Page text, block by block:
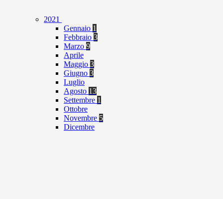
2021
Gennaio 1
Febbraio 3
Marzo 9
Aprile
Maggio 3
Giugno 3
Luglio
Agosto 13
Settembre 1
Ottobre
Novembre 5
Dicembre